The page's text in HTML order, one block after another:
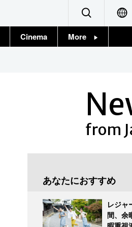
Cinema More
from
あなたにおすすめ
レジャ
間、余